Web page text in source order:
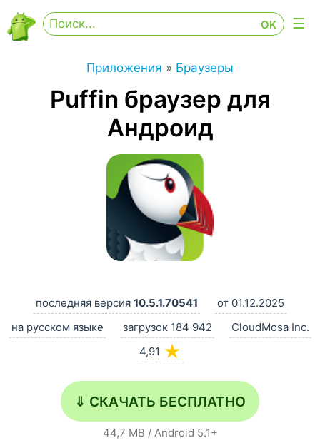
Приложения » Браузеры
Puffin браузер для
Андроид
последняя версия 10.5.1.70541
от 01.12.2025
на русском языке
загрузок 184 942
CloudMosa Inc.
4,91 ★
⇓ СКАЧАТЬ БЕСПЛАТНО
44,7 MB / Android 5.1+